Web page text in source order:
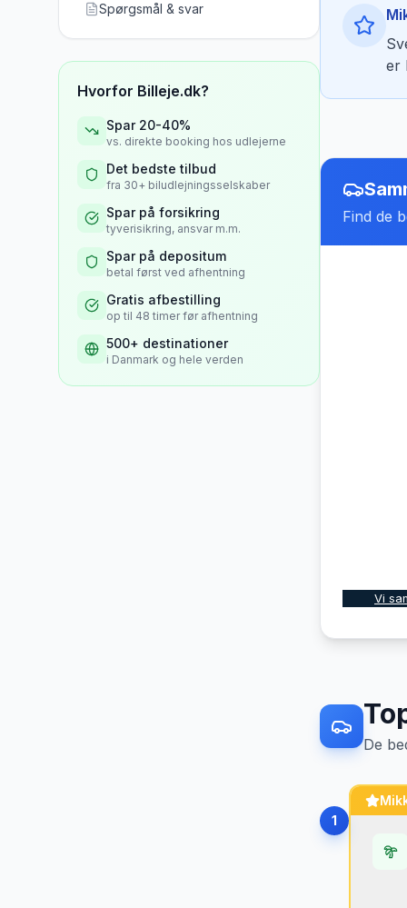
Spørgsmål & svar
Hvorfor Billeje.dk?
Spar 20-40%
vs. direkte booking hos udlejerne
Det bedste tilbud
fra 30+ biludlejningsselskaber
Spar på forsikring
tyverisikring, ansvar m.m.
Spar på depositum
betal først ved afhentning
Gratis afbestilling
op til 48 timer før afhentning
500+ destinationer
i Danmark og hele verden
er
Find de
Vi
De
1